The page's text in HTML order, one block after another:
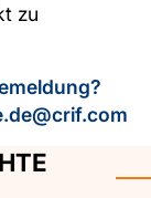
zu